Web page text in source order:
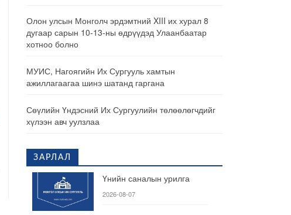
Олон улсын Монголч эрдэмтний XIII их хурал 8
дугаар сарын 10-13-ны өдрүүдэд Улаанбаатар
хотноо болно
МУИС, Нагоягийн Их Сургууль хамтын
ажиллагаагаа шинэ шатанд гаргана
Сөүлийн Үндэсний Их Сургуулийн төлөөлөгчдийг
хүлээн авч уулзлаа
ЗАРЛАЛ
Үнийн саналын урилга
2026-08-07